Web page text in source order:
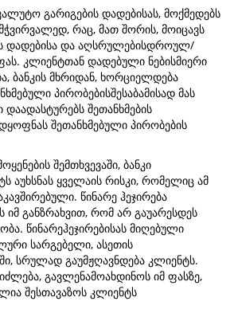
გარიგების დადებისას, მოქმედებს
რაც, მათ შორის, მოიცავს
დადებისა და აღსრულებისდროულ/
კლიენტთან დადებული ნებისმიერი
ბანკის მხრიდან, ხორციელდება
პირობებისშესაბამისად მას
შეთანხმების
შეთანხმებული პირობების
შემთხვევაში, ბანკი
აუხსნას ყველაის რისკი, რომელიც ამ
წინარე ჰეჯირება
განზრახვით, რომ არ გაუარესდეს
წინარეჰეჯირებისას მიღებული
სარგებელი, ასეთის
სრულად გაუმჟღავნდება კლიენტს.
გავლენამოახდინოს იმ ფასზე,
შესთავაზოს კლიენტს